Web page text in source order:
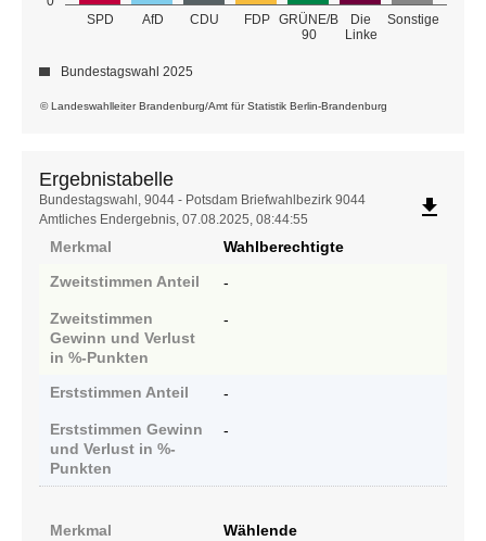
SPD AfD CDU FDP GRÜNE/B
90
Die
Linke
Sonstige
© Landeswahlleiter Brandenburg/Amt für Statistik Berlin-Brandenburg
Bundestagswahl 2025
Ergebnistabelle
Ergebnistabelle
Bundestagswahl, 9044 - Potsdam Briefwahlbezirk 9044
Amtliches Endergebnis, 07.08.2025, 08:44:55
file_download
Merkmal
Wahlberechtigte
Zweitstimmen Anteil -
Zweitstimmen
Gewinn und Verlust
in %-Punkten
-
Erststimmen Anteil -
Erststimmen Gewinn
und Verlust in %-
Punkten
-
Merkmal
Wählende